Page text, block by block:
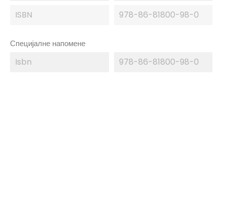
ISBN 978-86-81800-98-0
Специјалне напомене
Isbn 978-86-81800-98-0